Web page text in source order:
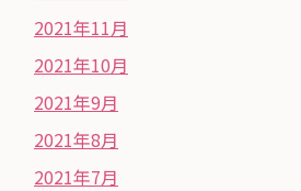
2021年11月
2021年10月
2021年9月
2021年8月
2021年7月